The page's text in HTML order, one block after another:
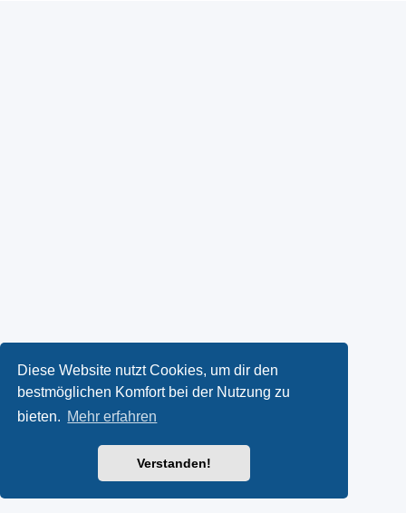
Diese Website nutzt Cookies, um dir den
bestmöglichen Komfort bei der Nutzung zu
bieten. Mehr erfahren
Verstanden!